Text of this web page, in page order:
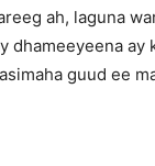
ah, laguna
dhameeyeena
guud ee